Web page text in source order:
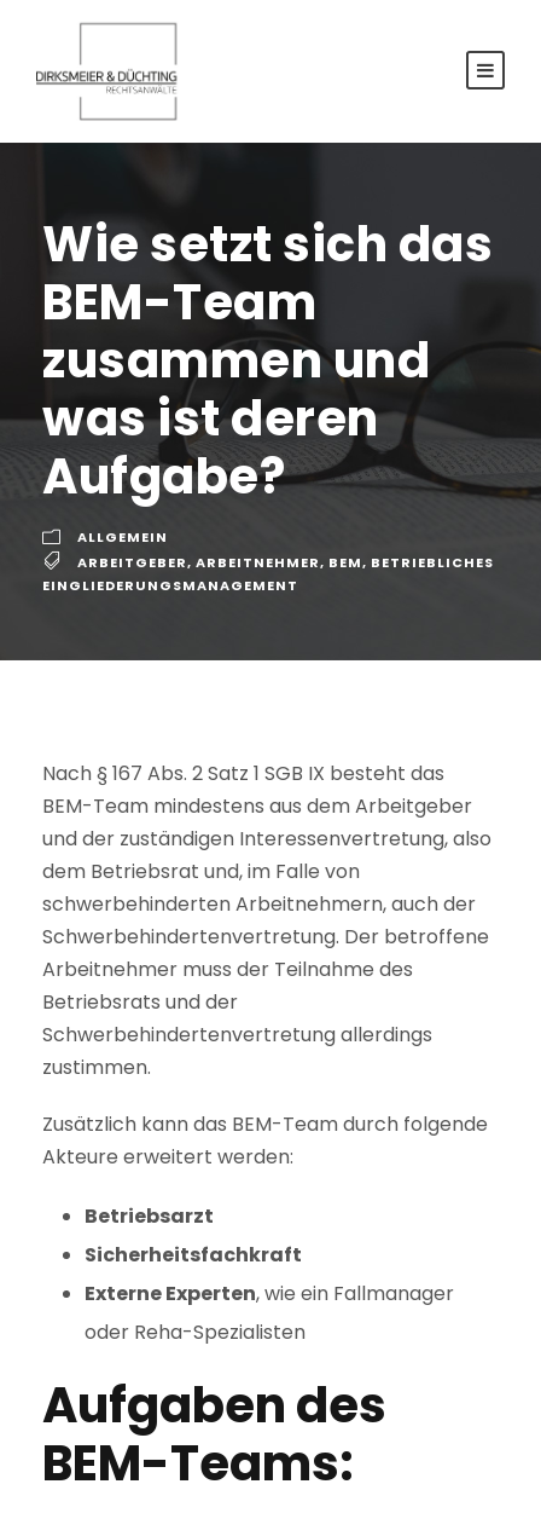
Wie setzt sich das
BEM-Team
zusammen und
was ist deren
Aufgabe?
ALLGEMEIN
ARBEITGEBER, ARBEITNEHMER, BEM, BETRIEBLICHES
EINGLIEDERUNGSMANAGEMENT
Nach § 167 Abs. 2 Satz 1 SGB IX besteht das
BEM-Team mindestens aus dem Arbeitgeber
und der zuständigen Interessenvertretung, also
dem Betriebsrat und, im Falle von
schwerbehinderten Arbeitnehmern, auch der
Schwerbehindertenvertretung. Der betroffene
Arbeitnehmer muss der Teilnahme des
Betriebsrats und der
Schwerbehindertenvertretung allerdings
zustimmen.
Zusätzlich kann das BEM-Team durch folgende
Akteure erweitert werden:
Betriebsarzt
Sicherheitsfachkraft
Externe Experten, wie ein Fallmanager
oder Reha-Spezialisten
Aufgaben des
BEM-Teams: